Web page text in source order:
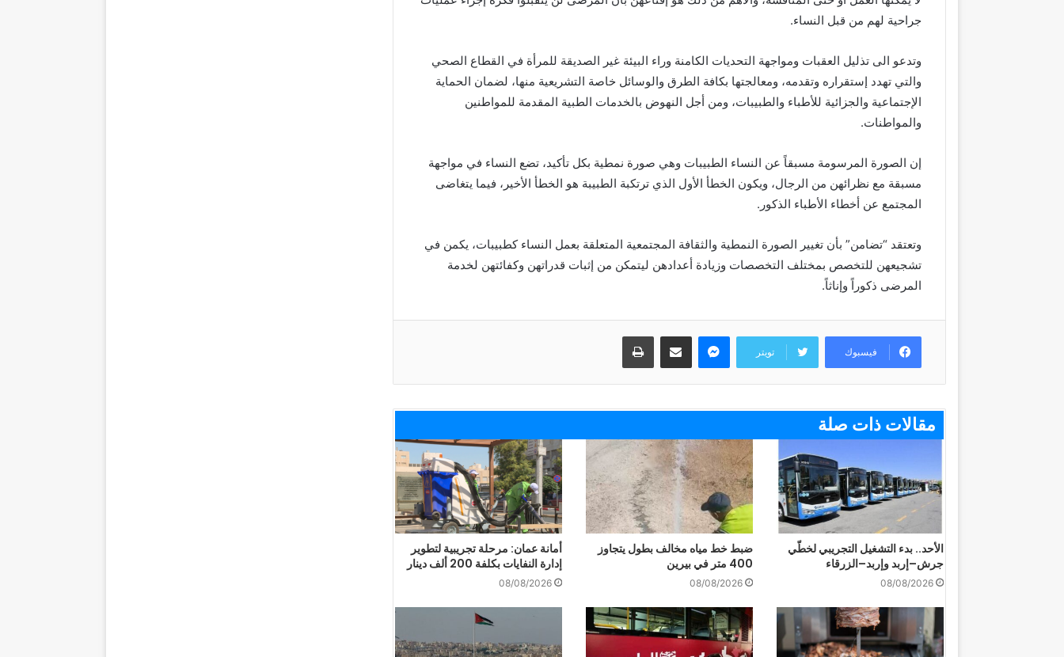
جراحية لهم من قبل النساء.
وتدعو الى تذليل العقبات ومواجهة التحديات الكامنة وراء البيئة غير الصديقة للمرأة في القطاع الصحي
والتي تهدد إستقراره وتقدمه، ومعالجتها بكافة الطرق والوسائل خاصة التشريعية منها، لضمان الحماية
الإجتماعية والجزائية للأطباء والطبيبات، ومن أجل النهوض بالخدمات الطبية المقدمة للمواطنين
والمواطنات.
إن الصورة المرسومة مسبقاً عن النساء الطبيبات وهي صورة نمطية بكل تأكيد، تضع النساء في مواجهة
مسبقة مع نظرائهن من الرجال، ويكون الخطأ الأول الذي ترتكبة الطبيبة هو الخطأ الأخير، فيما يتغاضى
المجتمع عن أخطاء الأطباء الذكور.
وتعتقد “تضامن” بأن تغيير الصورة النمطية والثقافة المجتمعية المتعلقة بعمل النساء كطبيبات، يكمن في
تشجيعهن للتخصص بمختلف التخصصات وزيادة أعدادهن ليتمكن من إثبات قدراتهن وكفائتهن لخدمة
المرضى ذكوراً وإناثاً.
فيسبوك تويتر
ماسنجر مشاركة عبر البريد طباعة
مقالات ذات صلة
الأحد.. بدء التشغيل التجريبي لخطّي
جرش–إربد وإربد–الزرقاء
08/08/2026
ضبط خط مياه مخالف بطول يتجاوز
400 متر في بيرين
08/08/2026
أمانة عمان: مرحلة تجريبية لتطوير
إدارة النفايات بكلفة 200 ألف دينار
08/08/2026